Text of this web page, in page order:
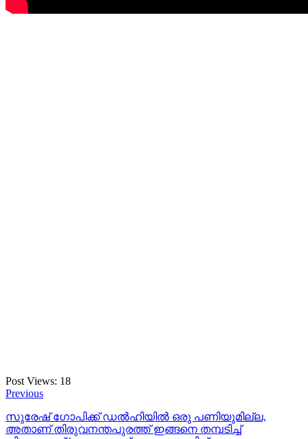
Post Views: 18
Previous
സുരേഷ് ഗോപിക്ക് ഡല്‍ഹിയില്‍ ഒരു പണിയുമില്ല,
അതാണ് തിരുവനന്തപുരത്ത് ഇങ്ങനെ തമ്പടിച്ച്